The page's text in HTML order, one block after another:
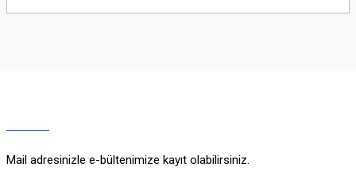
yetersiz gördüğünüz noktaları öneri formunu kullanarak tarafımıza
Bu ürüne benzer farklı alternatifler olmalı.
Mail adresinizle e-bültenimize kayıt olabilirsiniz.